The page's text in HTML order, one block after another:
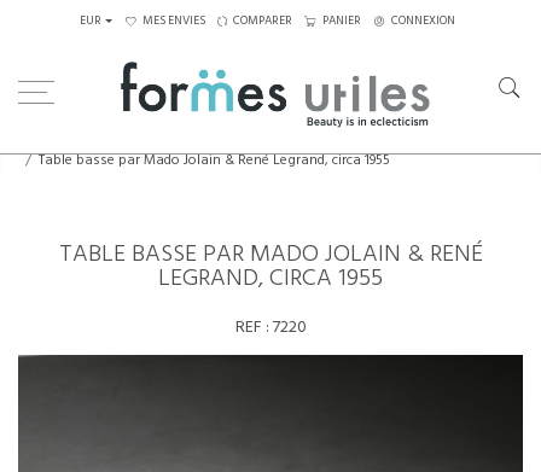
EUR MES ENVIES COMPARER PANIER CONNEXION
Table basse par Mado Jolain & René Legrand, circa 1955
TABLE BASSE PAR MADO JOLAIN & RENÉ
LEGRAND, CIRCA 1955
REF :7220